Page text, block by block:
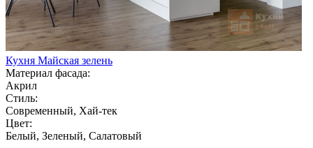
Кухня Майская зелень
Материал фасада:
Акрил
Стиль:
Современный, Хай-тек
Цвет:
Белый, Зеленый, Салатовый